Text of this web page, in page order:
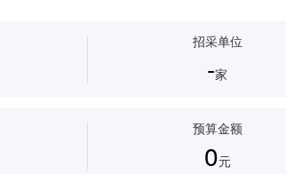
招采单位
-家
预算金额
0元